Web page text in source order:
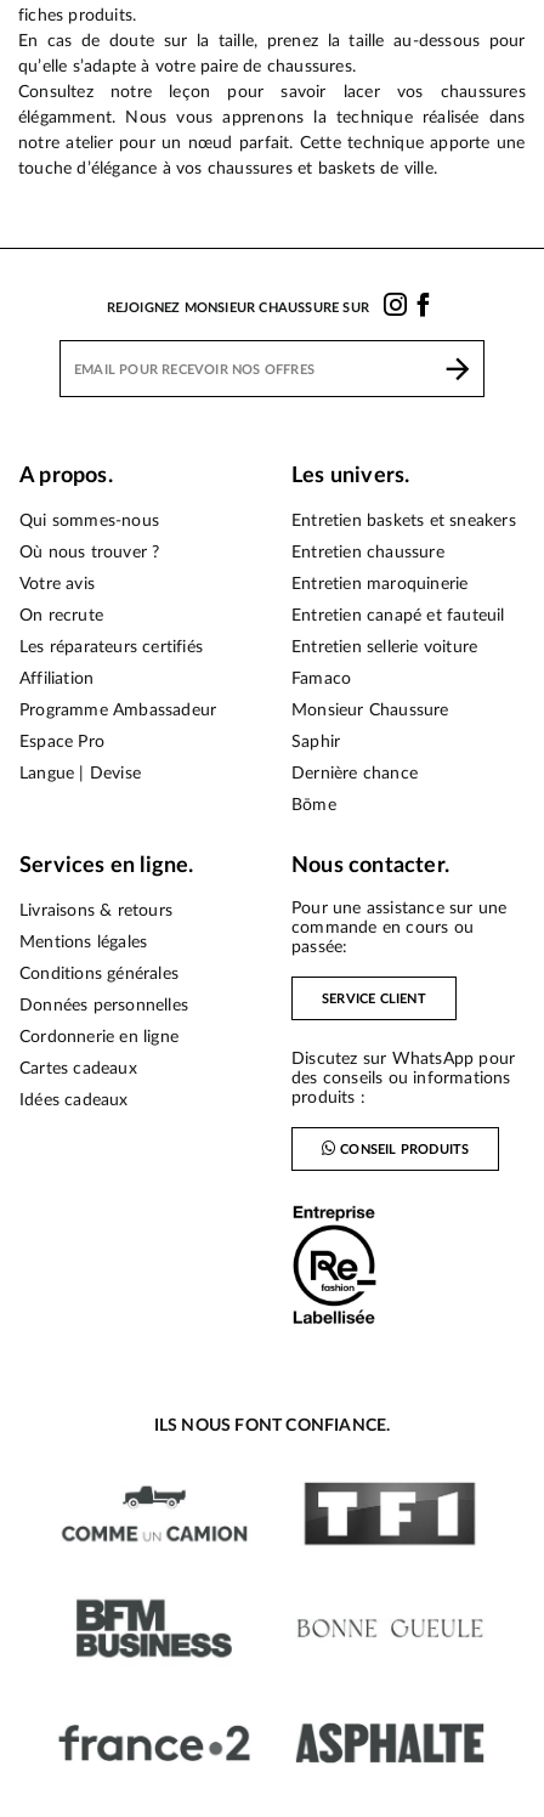
fiches produits.
En cas de doute sur la taille, prenez la taille au-dessous pour
qu’elle s’adapte à votre paire de chaussures.
Consultez notre leçon pour savoir lacer vos chaussures
élégamment. Nous vous apprenons la technique réalisée dans
notre atelier pour un nœud parfait. Cette technique apporte une
touche d’élégance à vos chaussures et baskets de ville.
REJOIGNEZ MONSIEUR CHAUSSURE SUR
A propos.
Qui sommes-nous
Où nous trouver ?
Votre avis
On recrute
Les réparateurs certifiés
Affiliation
Programme Ambassadeur
Espace Pro
Langue | Devise
Les univers.
Entretien baskets et sneakers
Entretien chaussure
Entretien maroquinerie
Entretien canapé et fauteuil
Entretien sellerie voiture
Famaco
Monsieur Chaussure
Saphir
Dernière chance
Bōme
Services en ligne.
Livraisons & retours
Mentions légales
Conditions générales
Données personnelles
Cordonnerie en ligne
Cartes cadeaux
Idées cadeaux
Nous contacter.
Pour une assistance sur une
commande en cours ou
passée:
SERVICE CLIENT
Discutez sur WhatsApp pour
des conseils ou informations
produits :
CONSEIL PRODUITS
ILS NOUS FONT CONFIANCE.